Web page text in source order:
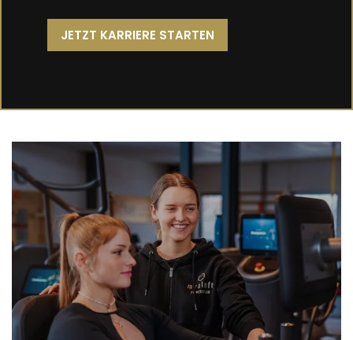
JETZT KARRIERE STARTEN